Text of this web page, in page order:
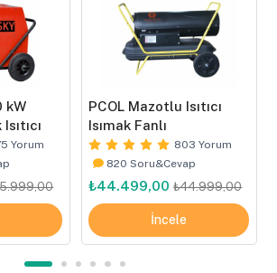
kW
Yorum
PCOL Mazotlu Isıtıcı
Isımak Fanlı
803 Yorum
820 Soru&Cevap
₺44.499,00 ₺44.999,00
İncele